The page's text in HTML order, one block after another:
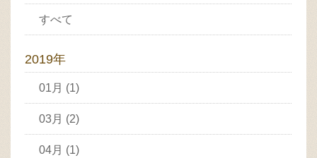
すべて
2019年
01月 (1)
03月 (2)
04月 (1)